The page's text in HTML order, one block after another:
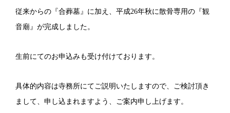
従来からの『合葬墓』に加え、平成26年秋に散骨専用の『観
音廟』が完成しました。
生前にてのお申込みも受け付けております。
具体的内容は寺務所にてご説明いたしますので、ご検討頂き
まして、申し込まれますよう、ご案内申し上げます。